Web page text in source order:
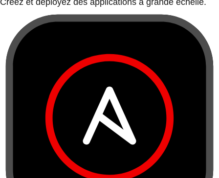
Créez et déployez des applications à grande échelle.